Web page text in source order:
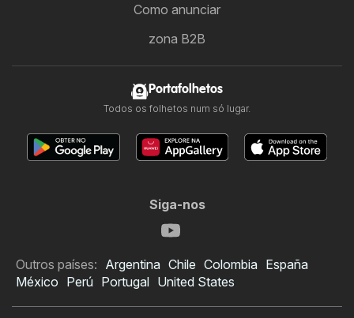
Como anunciar
zona B2B
Portafolhetos
Todos os folhetos num só lugar.
Siga-nos
Outros países: Argentina Chile Colombia España
México Perú Portugal United States